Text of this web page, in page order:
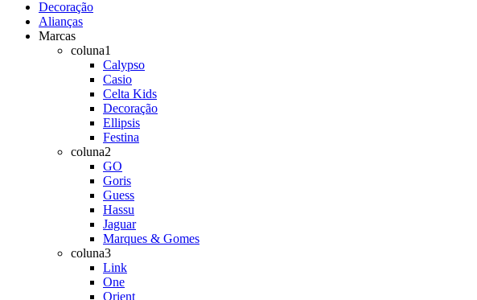
Decoração
Alianças
Marcas
coluna1
Calypso
Casio
Celta Kids
Decoração
Ellipsis
Festina
coluna2
GO
Goris
Guess
Hassu
Jaguar
Marques & Gomes
coluna3
Link
One
Orient